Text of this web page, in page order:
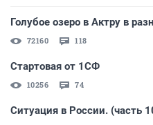
Голубое озеро в Актру в
72160 118
Стартовая от 1СФ
10256 74
Ситуация в России. (часть